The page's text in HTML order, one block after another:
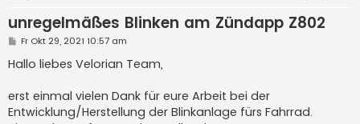
unregelmäßes Blinken am Zündapp Z802
B
i
t
a
g
Fr Okt 29, 2021 10:57 am
Hallo liebes Velorian Team,
erst einmal vielen Dank für eure Arbeit bei der
Entwicklung/Herstellung der Blinkanlage fürs Fahrrad.